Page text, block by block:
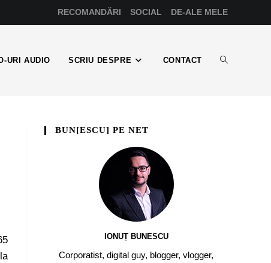
RECOMANDĂRI SOCIAL DE-ALE MELE
URI AUDIO SCRIU DESPRE CONTACT
BUN[ESCU] PE NET
IONUȚ BUNESCU
Corporatist, digital guy, blogger, vlogger,